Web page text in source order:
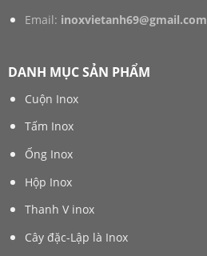
Email: inoxvietanh69@gmail.com
DANH MỤC SẢN PHẨM
Cuộn Inox
Tấm Inox
Ống Inox
Hộp Inox
Thanh V inox
Cây đặc-Lập là Inox